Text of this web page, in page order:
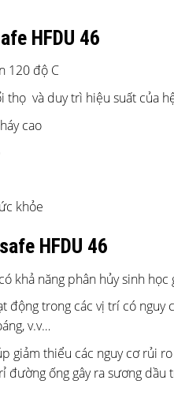
HFDU 46
120 độ C
thọ và duy trì hiệu suất của
cao
khỏe
HFDU 46
khả năng phân hủy sinh học
động trong các vị trí có nguy
v.v…
giảm thiểu các nguy cơ rủi
ống gây ra sương dầu